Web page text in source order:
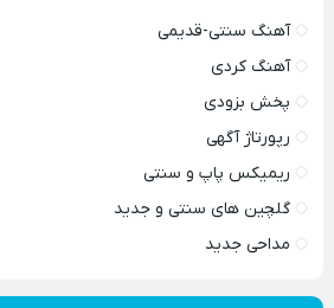
آهنگ سنتی-قدیمی
آهنگ کردی
پخش بزودی
رپورتاژ آگهی
ریمیکس پاپ و سنتی
گلچین های سنتی و جدید
مداحی جدید